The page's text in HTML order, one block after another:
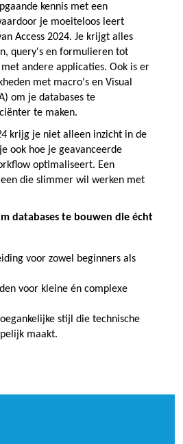
kennis met een
je moeiteloos leert
Access 2024. Je krijgt alles
query's en formulieren tot
andere applicaties. Ook is er
met macro's en Visual
om je databases te
te maken.
krijg je niet alleen inzicht in de
ook hoe je geavanceerde
optimaliseert. Een
die slimmer wil werken met
databases te bouwen die écht
voor zowel beginners als
voor kleine én complexe
stijl die technische
maakt.